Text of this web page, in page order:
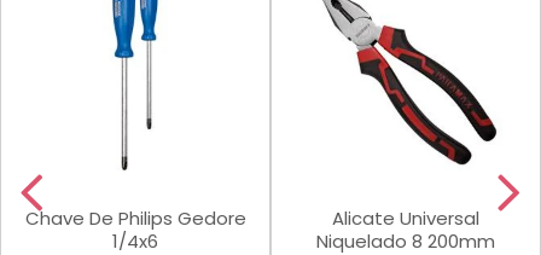
Chave De Philips Gedore
1/4x6
Alicate Universal
Niquelado 8 200mm